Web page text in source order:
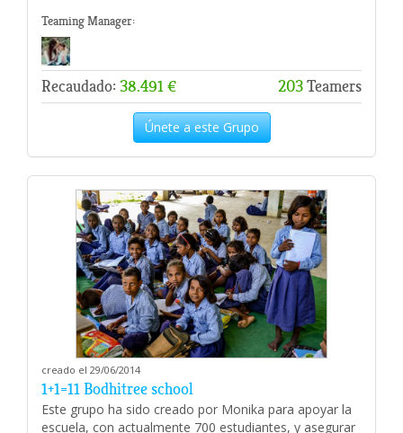
Teaming Manager:
Recaudado: 38.491 € 203Teamers
Únete a este Grupo
creado el 29/06/2014
1+1=11 Bodhitree school
Este grupo ha sido creado por Monika para apoyar la
escuela, con actualmente 700 estudiantes, y asegurar